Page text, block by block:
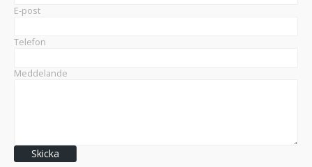
E-post
Telefon
Meddelande
Skicka